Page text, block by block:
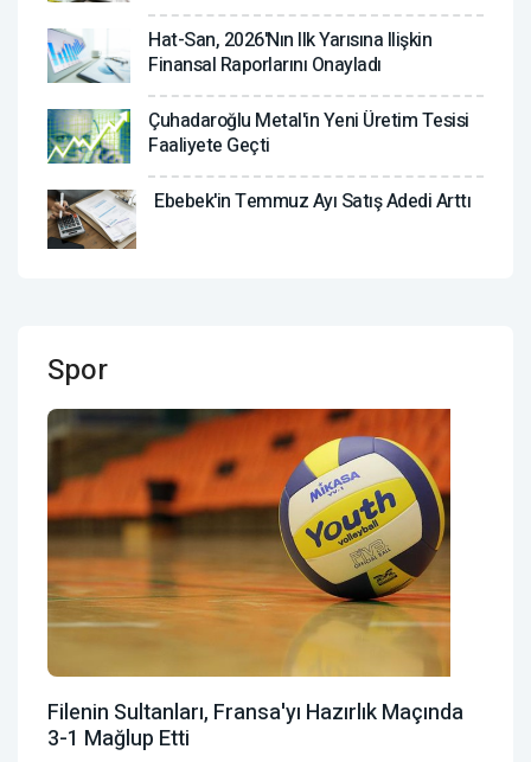
Hat-San, 2026'nın Ilk Yarısına Ilişkin
Finansal Raporlarını Onayladı
Çuhadaroğlu Metal'in Yeni Üretim Tesisi
Faaliyete Geçti
Ebebek'in Temmuz Ayı Satış Adedi Arttı
Spor
Filenin Sultanları, Fransa'yı Hazırlık Maçında
3-1 Mağlup Etti